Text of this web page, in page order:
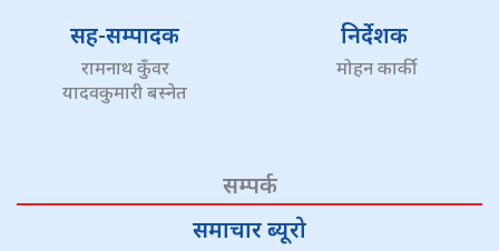
सह-सम्पादक
रामनाथ कुँवर
यादवकुमारी बस्नेत
निर्देशक
मोहन कार्की
सम्पर्क
समाचार ब्यूरो